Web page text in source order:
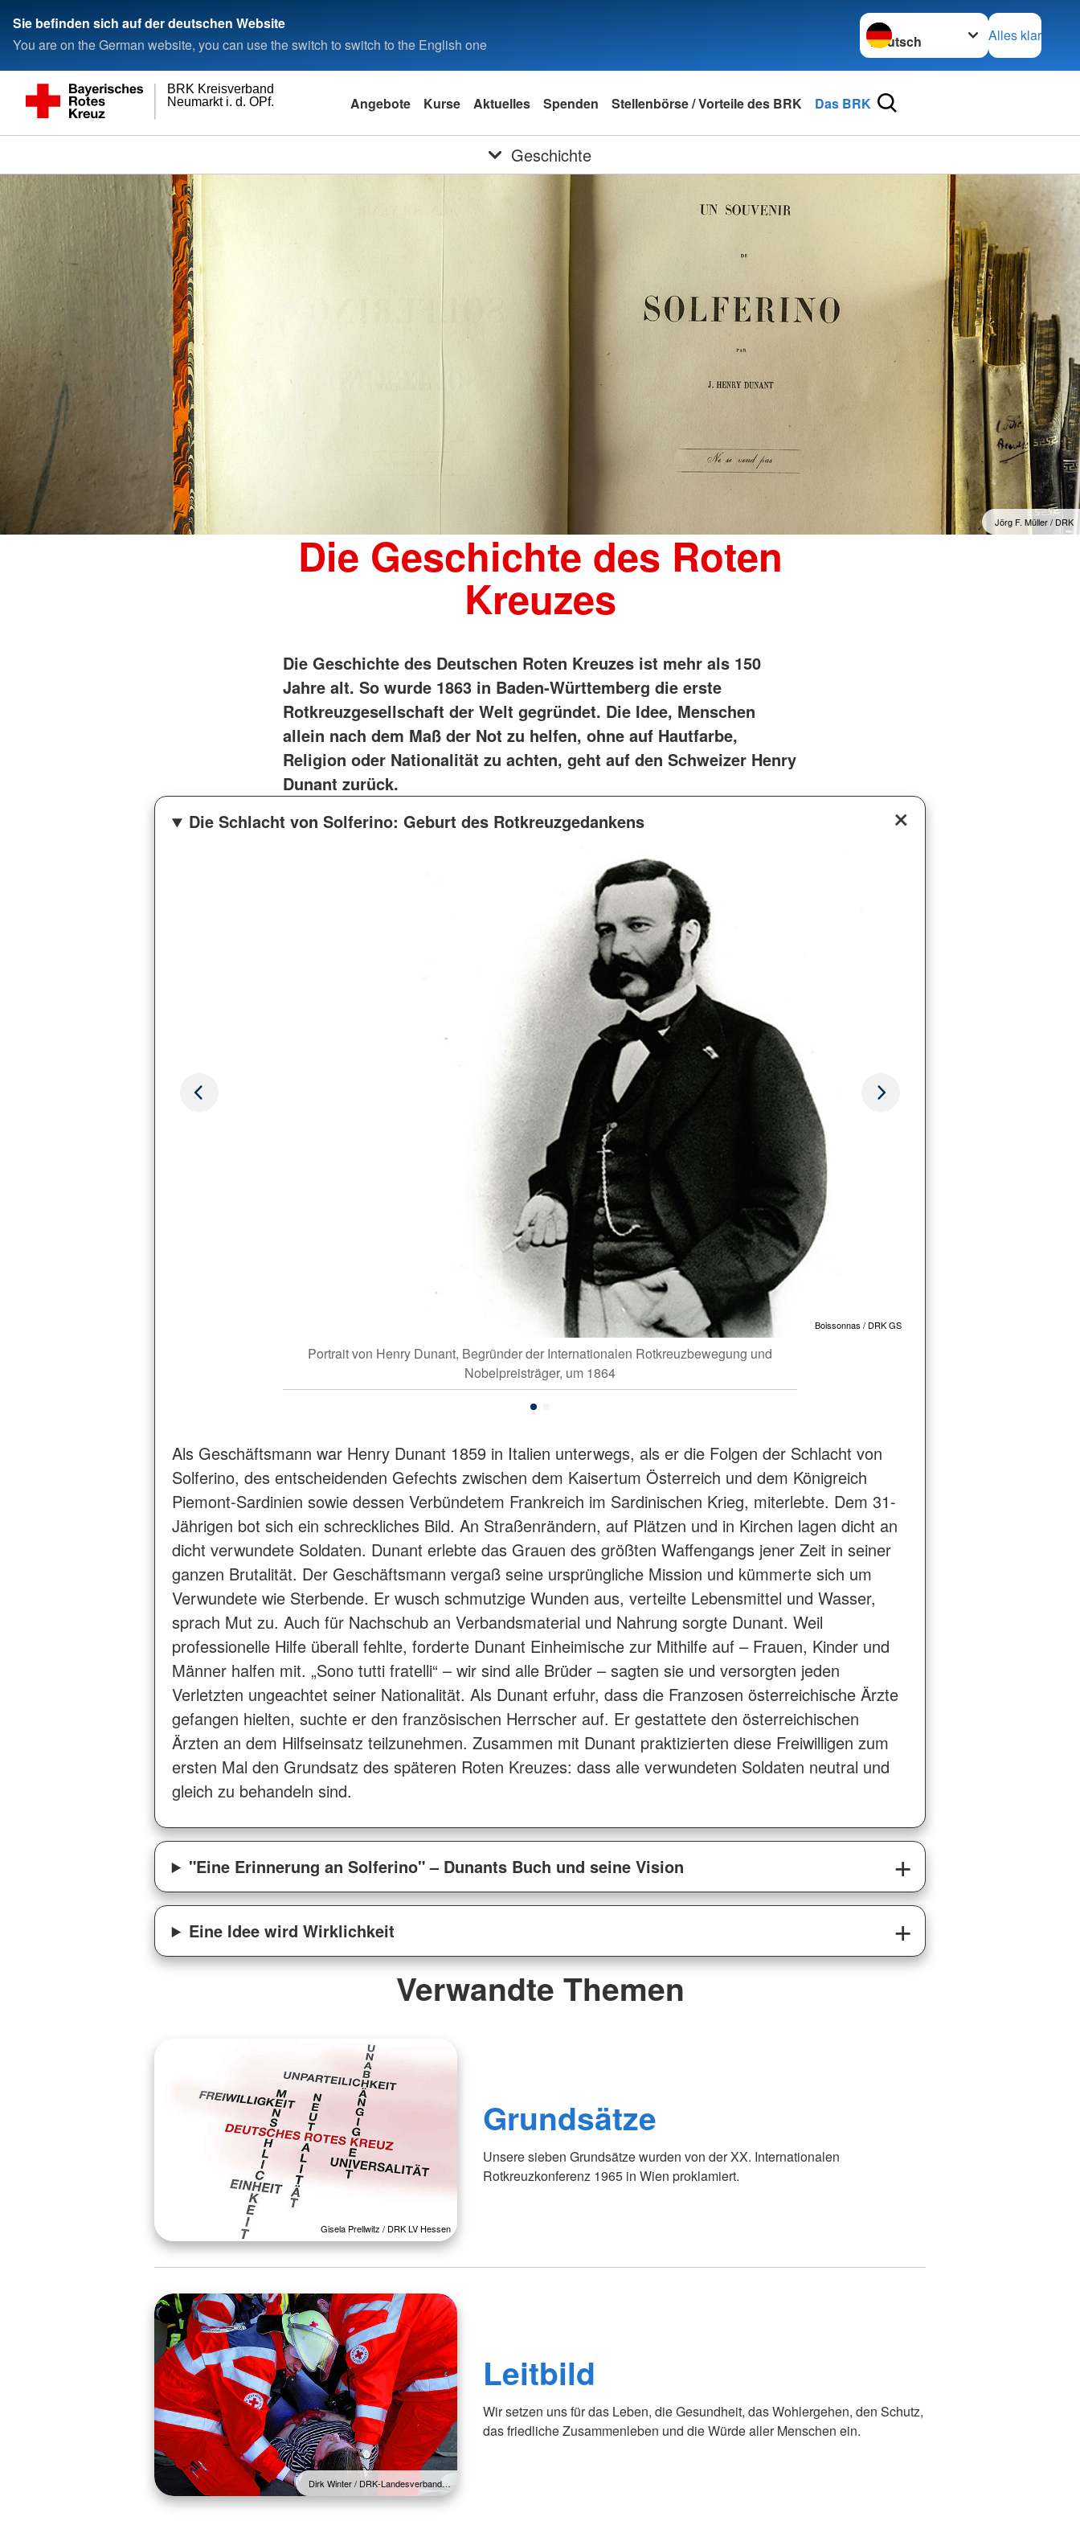
Sie befinden sich auf der deutschen Website
You are on the German website, you can use the switch to switch to the English one
Sprache wechseln zu
Alles klar
Neumarkt i. d. OPf.
BRK Kreisverband
Angebote Kurse Aktuelles Spenden Stellenbörse / Vorteile des BRK Das BRK
Geschichte
Jörg F. Müller / DRK
Die Geschichte des Roten
Kreuzes
Die Geschichte des Deutschen Roten Kreuzes ist mehr als 150
Jahre alt. So wurde 1863 in Baden-Württemberg die erste
Rotkreuzgesellschaft der Welt gegründet. Die Idee, Menschen
allein nach dem Maß der Not zu helfen, ohne auf Hautfarbe,
Religion oder Nationalität zu achten, geht auf den Schweizer Henry
Dunant zurück.
Die Schlacht von Solferino: Geburt des Rotkreuzgedankens
Boissonnas / DRK GS
Portrait von Henry Dunant, Begründer der Internationalen Rotkreuzbewegung und
Nobelpreisträger, um 1864
Als Geschäftsmann war Henry Dunant 1859 in Italien unterwegs, als er die Folgen der Schlacht von
Solferino, des entscheidenden Gefechts zwischen dem Kaisertum Österreich und dem Königreich
Piemont-Sardinien sowie dessen Verbündetem Frankreich im Sardinischen Krieg, miterlebte. Dem 31-
Jährigen bot sich ein schreckliches Bild. An Straßenrändern, auf Plätzen und in Kirchen lagen dicht an
dicht verwundete Soldaten. Dunant erlebte das Grauen des größten Waffengangs jener Zeit in seiner
ganzen Brutalität. Der Geschäftsmann vergaß seine ursprüngliche Mission und kümmerte sich um
Verwundete wie Sterbende. Er wusch schmutzige Wunden aus, verteilte Lebensmittel und Wasser,
sprach Mut zu. Auch für Nachschub an Verbandsmaterial und Nahrung sorgte Dunant. Weil
professionelle Hilfe überall fehlte, forderte Dunant Einheimische zur Mithilfe auf – Frauen, Kinder und
Männer halfen mit. „Sono tutti fratelli“ – wir sind alle Brüder – sagten sie und versorgten jeden
Verletzten ungeachtet seiner Nationalität. Als Dunant erfuhr, dass die Franzosen österreichische Ärzte
gefangen hielten, suchte er den französischen Herrscher auf. Er gestattete den österreichischen
Ärzten an dem Hilfseinsatz teilzunehmen. Zusammen mit Dunant praktizierten diese Freiwilligen zum
ersten Mal den Grundsatz des späteren Roten Kreuzes: dass alle verwundeten Soldaten neutral und
gleich zu behandeln sind.
"Eine Erinnerung an Solferino" – Dunants Buch und seine Vision
Eine Idee wird Wirklichkeit
Verwandte Themen
Gisela Prellwitz / DRK LV Hessen
Grundsätze
Unsere sieben Grundsätze wurden von der XX. Internationalen
Rotkreuzkonferenz 1965 in Wien proklamiert.
Dirk Winter / DRK-Landesverband…
Leitbild
Wir setzen uns für das Leben, die Gesundheit, das Wohlergehen, den Schutz,
das friedliche Zusammenleben und die Würde aller Menschen ein.